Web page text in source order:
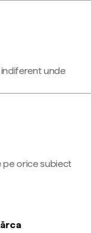
unde
pe orice subiect